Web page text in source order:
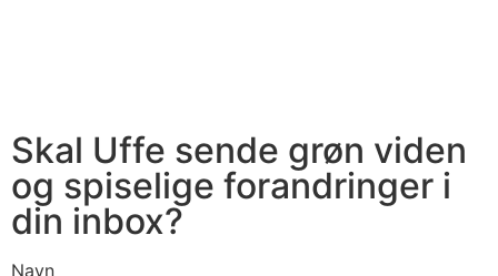
Skal Uffe sende grøn viden
og spiselige forandringer i
din inbox?
Navn